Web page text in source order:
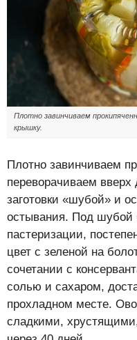
Плотно завинчиваем
крышку.
Плотно завинчиваем
переворачиваем
заготовки «шубой» и
остывания. Под шубой
пастеризации,
цвет с зеленой на
сочетании с
солью и сахаром,
прохладном месте.
сладкими,